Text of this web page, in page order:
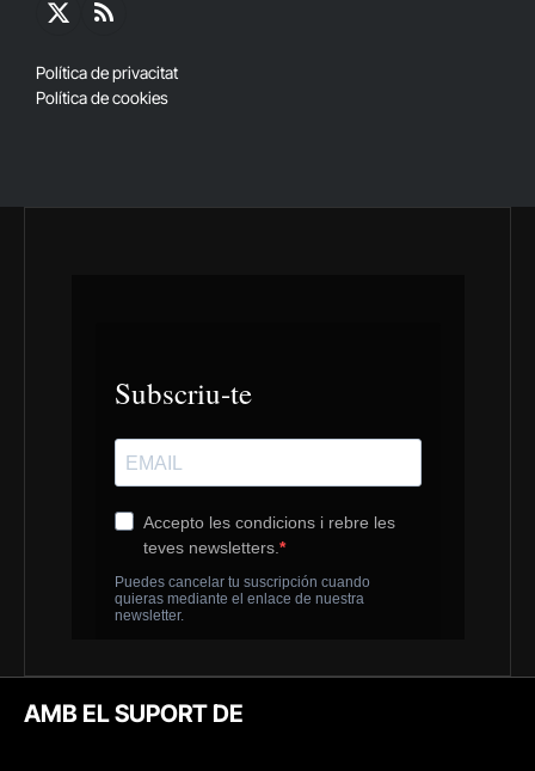
X
RSS
Política de privacitat
Política de cookies
AMB EL SUPORT DE